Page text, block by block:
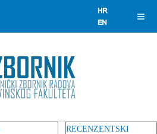
RECENZENTSKI